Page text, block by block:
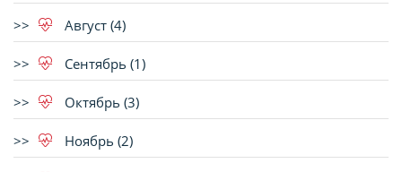
Август (4)
Сентябрь (1)
Октябрь (3)
Ноябрь (2)